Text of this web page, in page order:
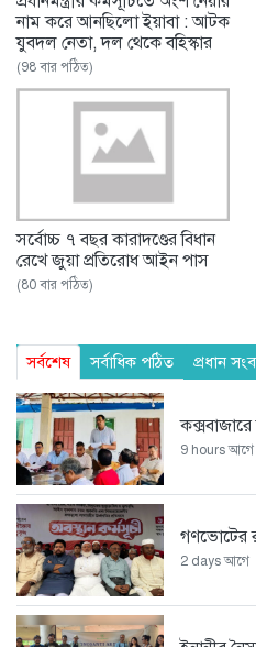
নাম করে আনছিলো ইয়াবা : আটক
যুবদল নেতা, দল থেকে বহিস্কার
(98 বার পঠিত)
সর্বোচ্চ ৭ বছর কারাদণ্ডের বিধান
রেখে জুয়া প্রতিরোধ আইন পাস
(80 বার পঠিত)
সর্বশেষ সর্বাধিক পঠিত প্রধান
9 hours আগে
গণভোটের
2 days আগে